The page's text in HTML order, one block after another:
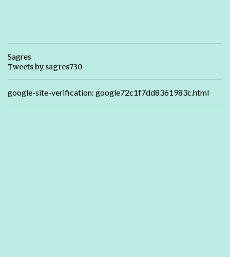
Sagres
Tweets by sagres730
google-site-verification: google72c1f7dd8361983c.html